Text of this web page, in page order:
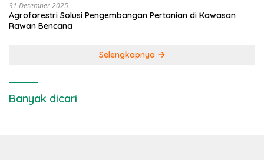
31 Desember 2025
Agroforestri Solusi Pengembangan Pertanian di Kawasan
Rawan Bencana
Selengkapnya
Banyak dicari